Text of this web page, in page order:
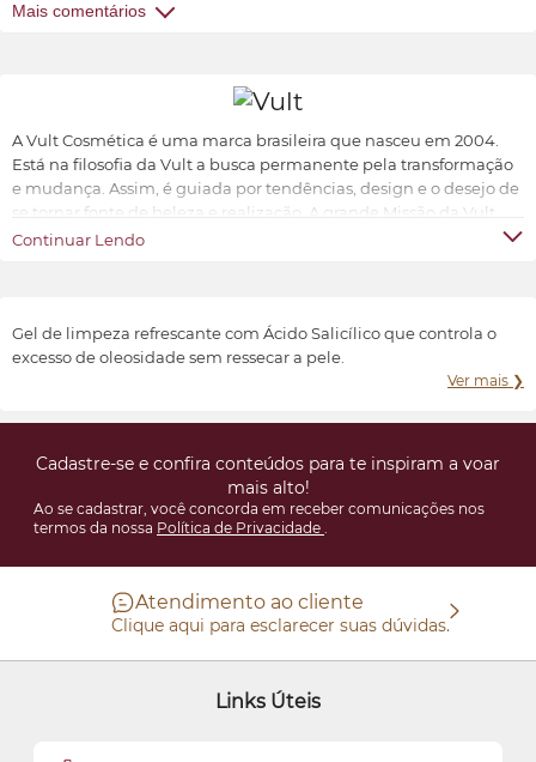
Mais comentários
A Vult Cosmética é uma marca brasileira que nasceu em 2004.
Está na filosofia da Vult a busca permanente pela transformação
e mudança. Assim, é guiada por tendências, design e o desejo de
se tornar fonte de beleza e realização. A grande Missão da Vult
Cosmética é oferecer ao universo feminino a possibilidade de ter
Continuar Lendo
Gel de limpeza refrescante com Ácido Salicílico que controla o
excesso de oleosidade sem ressecar a pele.
Ver mais ❯
Cadastre-se e confira conteúdos para te inspiram a voar
mais alto!
Ao se cadastrar, você concorda em receber comunicações nos
termos da nossa Política de Privacidade .
Atendimento ao cliente
Clique aqui para esclarecer suas dúvidas.
Links Úteis